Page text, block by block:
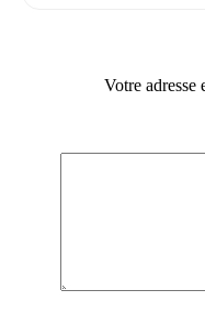
Votre adresse